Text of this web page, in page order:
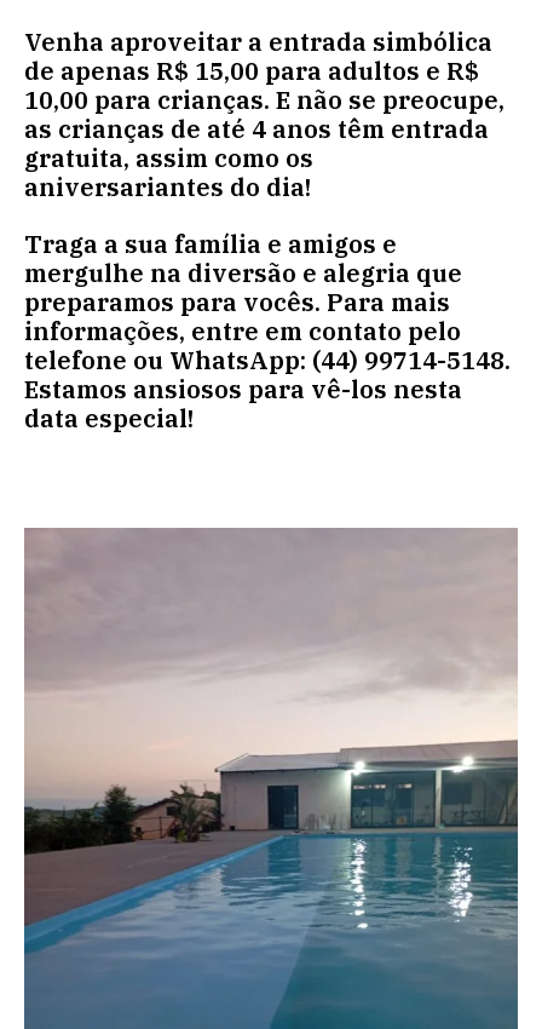
Venha aproveitar a entrada simbólica
de apenas R$ 15,00 para adultos e R$
10,00 para crianças. E não se preocupe,
as crianças de até 4 anos têm entrada
gratuita, assim como os
aniversariantes do dia!
Traga a sua família e amigos e
mergulhe na diversão e alegria que
preparamos para vocês. Para mais
informações, entre em contato pelo
telefone ou WhatsApp: (44) 99714-5148.
Estamos ansiosos para vê-los nesta
data especial!